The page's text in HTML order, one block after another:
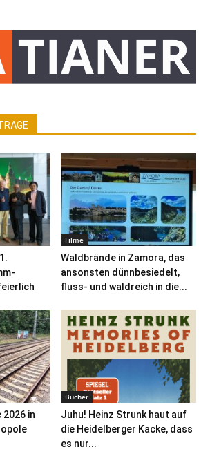
Filme
Waldbrände in Zamora, das
ansonsten dünnbesiedelt,
fluss- und waldreich in die...
2026 in
Bücher
Juhu! Heinz Strunk haut auf
die Heidelberger Kacke, dass
es nur...